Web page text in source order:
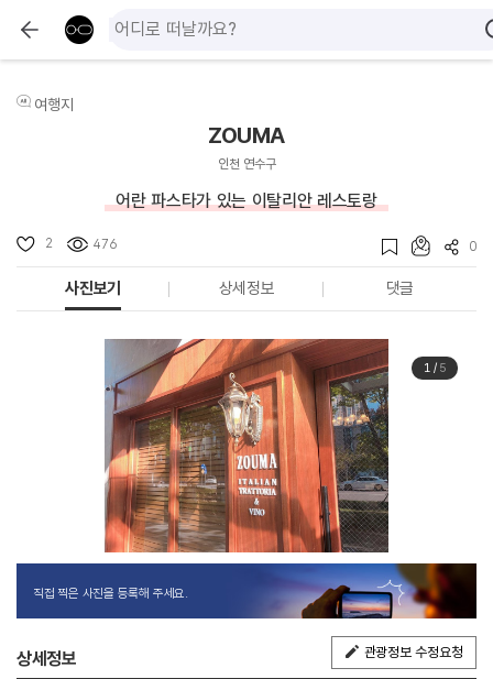
여행지
ZOUMA
인천 연수구
어란 파스타가 있는 이탈리안 레스토랑
2 476 0
사진보기 상세정보 댓글
1/ 5
직접 찍은 사진을 등록해 주세요.
상세정보 관광정보 수정요청